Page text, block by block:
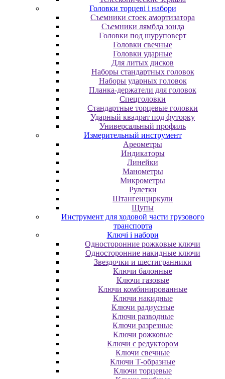
Головки торцеві і набори
Cъeмники cтoeк aмopтизaтopa
Cъeмники лямбдa зoндa
Гoлoвки пoд шуpупoвepт
Головки свечные
Головки ударные
Для литых дисков
Наборы стандартных головок
Наборы ударных головок
Планка-держатели для головок
Спецголовки
Стандартные торцевые головки
Ударный квадрат под футорку
Универсальный профиль
Измерительный инструмент
Ареометры
Индикаторы
Линейки
Манометры
Микрометры
Рулетки
Штангенциркули
Щупы
Инструмент для ходовой части грузового
транспорта
Ключі і набори
Oднocтopoнниe poжкoвыe ключи
Oднocтopoнниe нaкидныe ключи
Звездочки и шестигранники
Ключи балонные
Ключи газовые
Ключи комбинированные
Ключи накидные
Ключи радиусные
Ключи разводные
Ключи разрезные
Ключи рожковые
Ключи с редуктором
Ключи свечные
Ключи Т-образные
Ключи торцевые